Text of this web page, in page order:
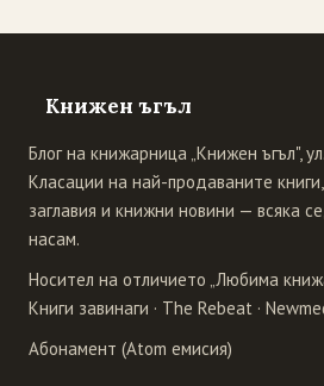
Книжен ъгъл
Блог на книжарница „Книжен ъгъл",
Класации на най-продаваните
заглавия и книжни новини — всяка
насам.
Носител на отличието „Любима
Книги завинаги · The Rebeat ·
Абонамент (Atom емисия)